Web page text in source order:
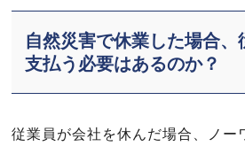
自然災害で休業した場合、
支払う必要はあるのか？
従業員が会社を休んだ場合、ノー